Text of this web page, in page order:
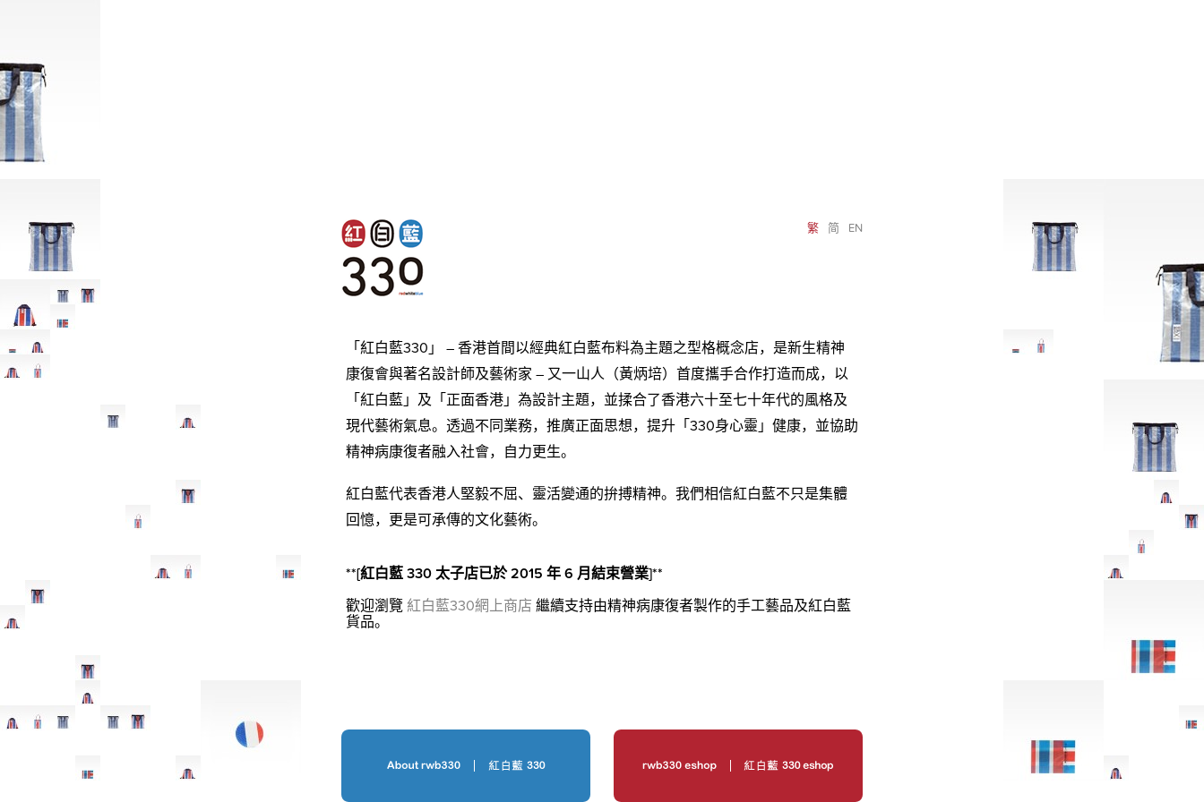
繁 简 EN
「紅白藍330」 – 香港首間以經典紅白藍布料為主題之型格概念店，是新生精神
康復會與著名設計師及藝術家 – 又一山人（黃炳培）首度攜手合作打造而成，以
「紅白藍」及「正面香港」為設計主題，並揉合了香港六十至七十年代的風格及
現代藝術氣息。透過不同業務，推廣正面思想，提升「330身心靈」健康，並協助
精神病康復者融入社會，自力更生。
紅白藍代表香港人堅毅不屈、靈活變通的拚搏精神。我們相信紅白藍不只是集體
回憶，更是可承傳的文化藝術。
**[紅白藍 330 太子店已於 2015 年 6 月結束營業]**
歡迎瀏覽 紅白藍330網上商店 繼續支持由精神病康復者製作的手工藝品及紅白藍
貨品。